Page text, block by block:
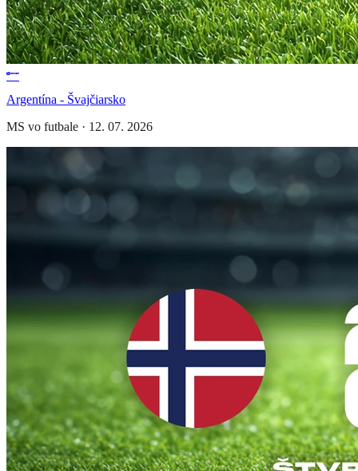
Argentína - Švajčiarsko
MS vo futbale · 12. 07. 2026